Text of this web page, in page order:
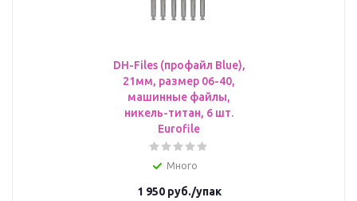
DH-Files (профайл Blue),
21мм, размер 06-40,
машинные файлы,
никель-титан, 6 шт.
Eurofile
Много
1 950руб./упак